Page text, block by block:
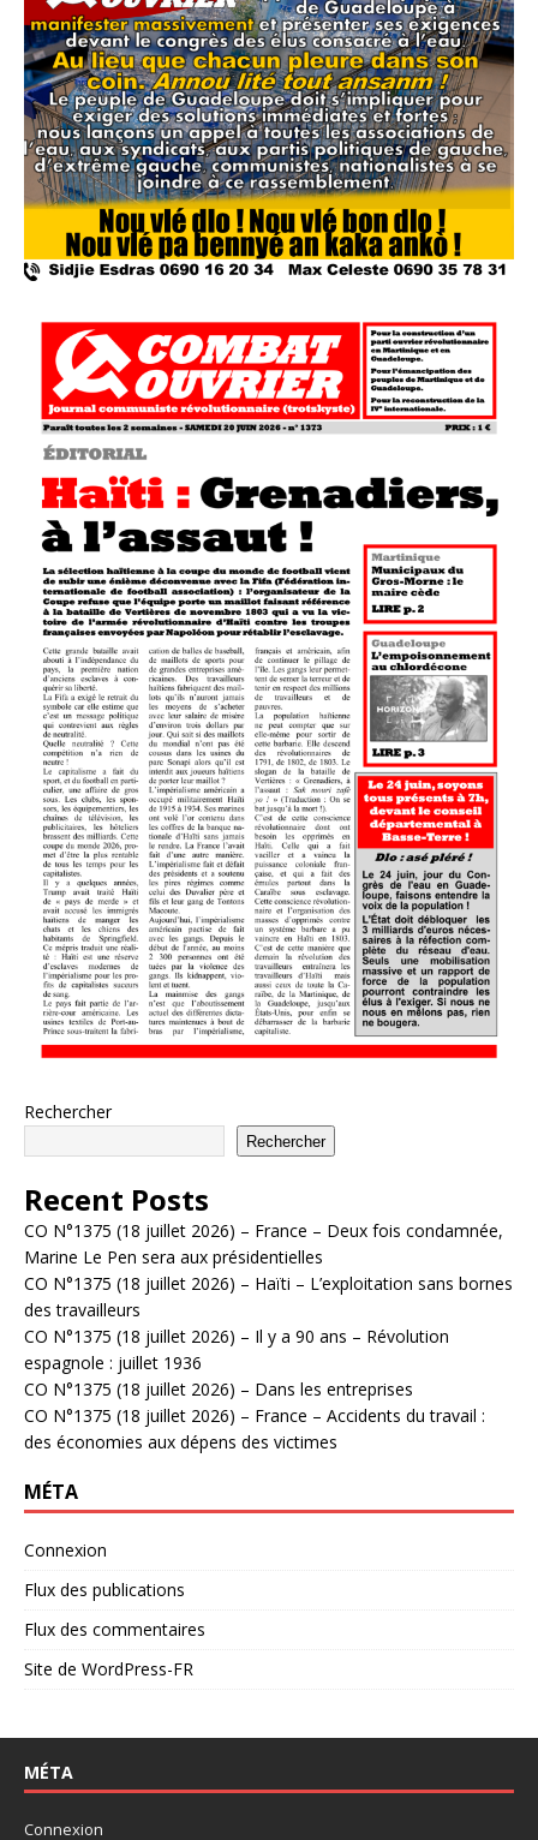
Rechercher
Rechercher
Recent Posts
CO N°1375 (18 juillet 2026) – France – Deux fois condamnée,
Marine Le Pen sera aux présidentielles
CO N°1375 (18 juillet 2026) – Haïti – L’exploitation sans bornes
des travailleurs
CO N°1375 (18 juillet 2026) – Il y a 90 ans – Révolution
espagnole : juillet 1936
CO N°1375 (18 juillet 2026) – Dans les entreprises
CO N°1375 (18 juillet 2026) – France – Accidents du travail :
des économies aux dépens des victimes
MÉTA
Connexion
Flux des publications
Flux des commentaires
Site de WordPress-FR
MÉTA
Connexion